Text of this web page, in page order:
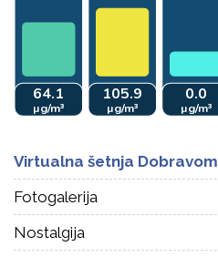
Virtualna šetnja Dobravom
Fotogalerija
Nostalgija